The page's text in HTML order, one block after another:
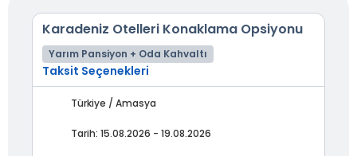
Karadeniz Otelleri Konaklama Opsiyonu
Yarım Pansiyon + Oda Kahvaltı
Taksit Seçenekleri
Türkiye / Amasya
Tarih: 15.08.2026 - 19.08.2026